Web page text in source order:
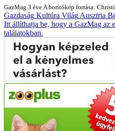
GazMag 3 éve A borítókép forrása:
Gazdaság Kultúra Világ Ausztria
Itt állíthatja be, hogy a GazMag az
találatokban.